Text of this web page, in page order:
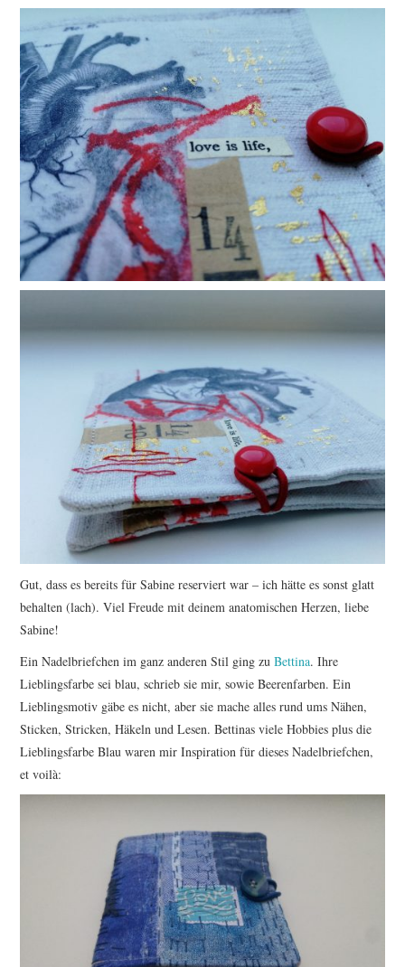
Gut, dass es bereits für Sabine reserviert war – ich hätte es sonst glatt
behalten (lach). Viel Freude mit deinem anatomischen Herzen, liebe
Sabine!
Ein Nadelbriefchen im ganz anderen Stil ging zuBettina. Ihre
Lieblingsfarbe sei blau, schrieb sie mir, sowie Beerenfarben. Ein
Lieblingsmotiv gäbe es nicht, aber sie mache alles rund ums Nähen,
Sticken, Stricken, Häkeln und Lesen. Bettinas viele Hobbies plus die
Lieblingsfarbe Blau waren mir Inspiration für dieses Nadelbriefchen,
et voilà: